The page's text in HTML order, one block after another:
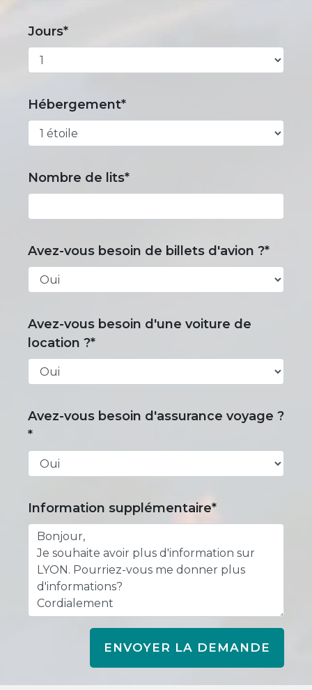
Jours*
Hébergement*
Nombre de lits*
Avez-vous besoin de billets d'avion ?*
Avez-vous besoin d'une voiture de
location ?*
Avez-vous besoin d'assurance voyage ?
*
Information supplémentaire*
ENVOYER LA DEMANDE